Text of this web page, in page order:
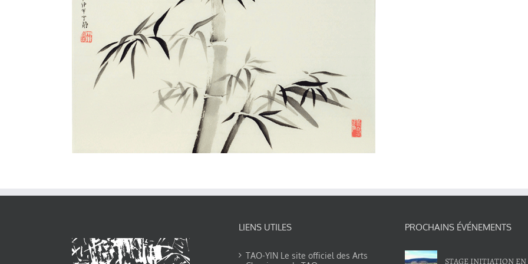
LIENS UTILES
TAO-YIN Le site officiel des Arts
PROCHAINS ÉVÉNEMENTS
STAGE INITIATION EN